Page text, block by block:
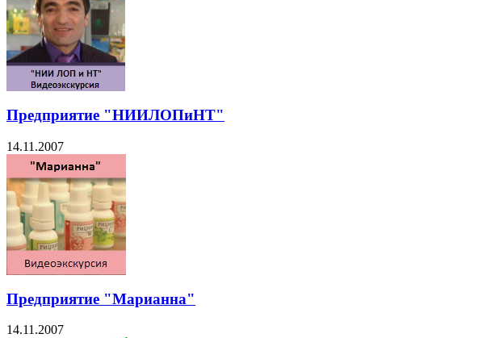
Предприятие "НИИЛОПиНТ"
14.11.2007
Предприятие "Марианна"
14.11.2007